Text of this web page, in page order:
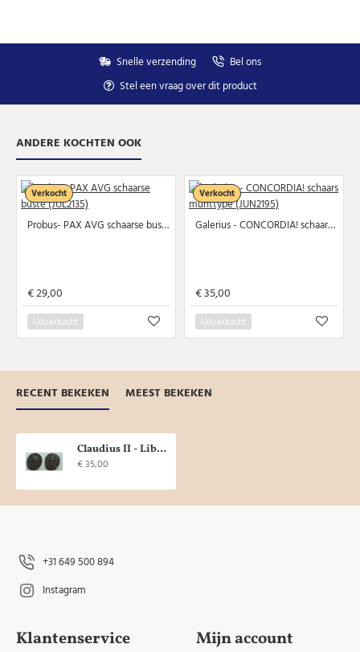
Snelle verzending
Bel ons
Stel een vraag over dit product
ANDERE KOCHTEN OOK
Verkocht
Probus- PAX AVG schaarse buste (JUL2135)
€ 29,00
Uitverkocht
Verkocht
Galerius - CONCORDIA! schaars munttype (JUN2195)
€ 35,00
Uitverkocht
RECENT BEKEKEN MEEST BEKEKEN
Claudius II - Liberalitas (JUL2102)
€ 35,00
+31 649 500 894
Instagram
Klantenservice Mijn account